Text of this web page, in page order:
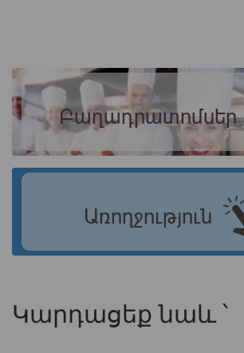
Բաղադրատոմսեր
Առողջություն
Կարդացեք նաև ՝